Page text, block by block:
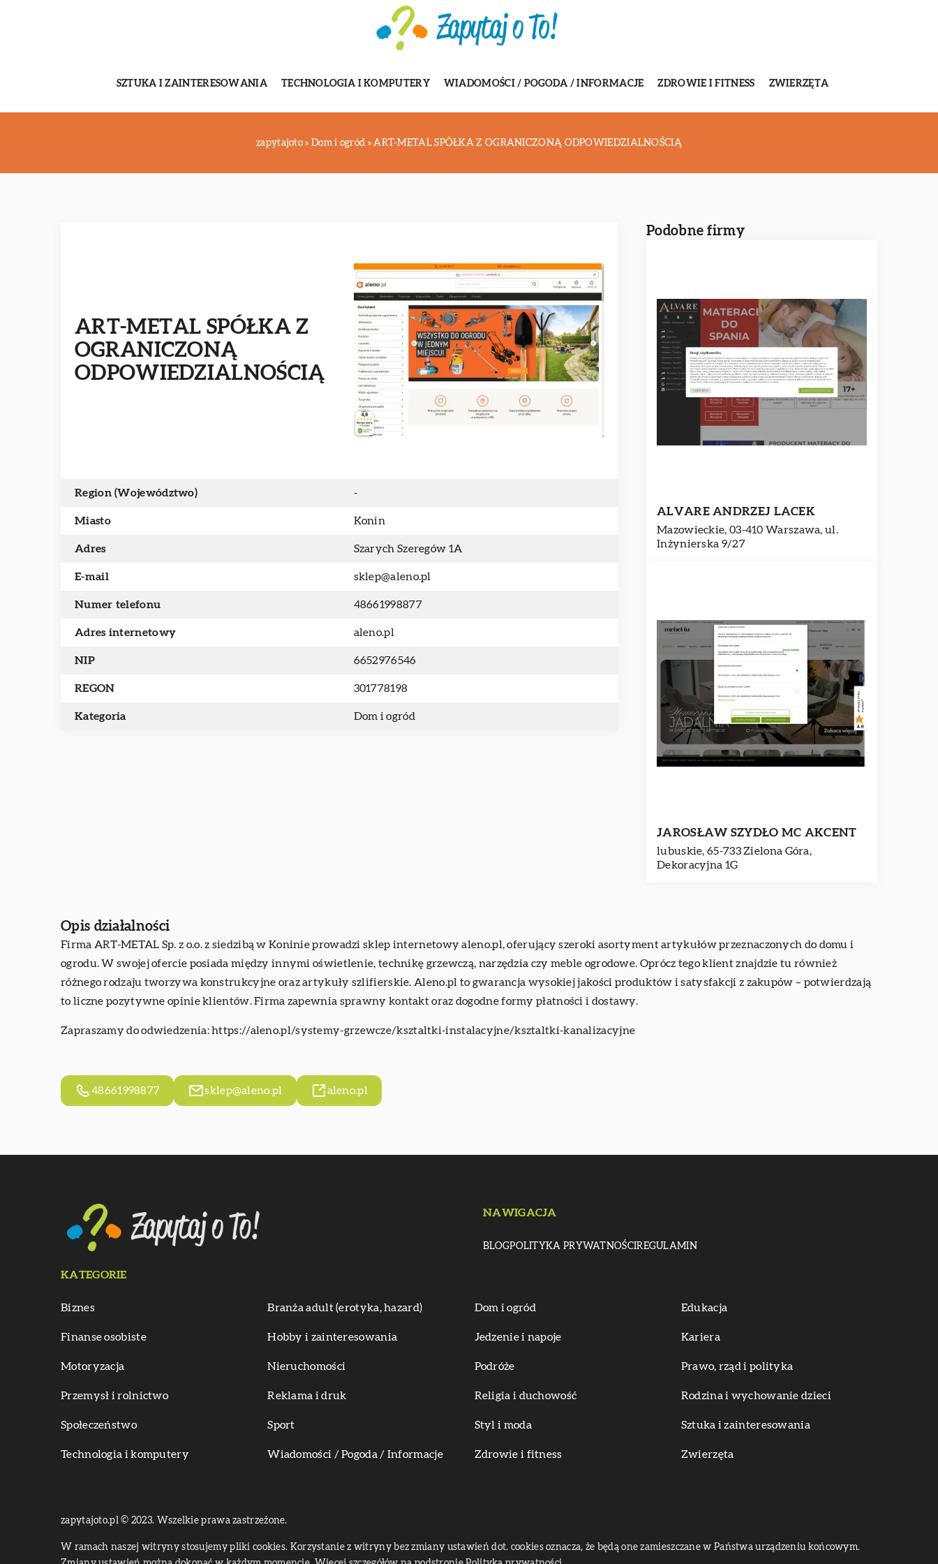
SZTUKA I ZAINTERESOWANIA TECHNOLOGIA I KOMPUTERY WIADOMOŚCI / POGODA / INFORMACJE ZDROWIE I FITNESS ZWIERZĘTA
zapytajoto » Dom i ogród »ART-METAL SPÓŁKA Z OGRANICZONĄ ODPOWIEDZIALNOŚCIĄ
ART-METAL SPÓŁKA Z
OGRANICZONĄ
ODPOWIEDZIALNOŚCIĄ
Region (Województwo) -
Miasto Konin
Adres Szarych Szeregów 1A
E-mail sklep@aleno.pl
Numer telefonu 48661998877
Adres internetowy aleno.pl
NIP 6652976546
REGON 301778198
Kategoria Dom i ogród
Podobne firmy
ALVARE ANDRZEJ LACEK
Mazowieckie, 03-410 Warszawa, ul.
Inżynierska 9/27
JAROSŁAW SZYDŁO MC AKCENT
lubuskie, 65-733 Zielona Góra,
Dekoracyjna 1G
Opis działalności
Firma ART-METAL Sp. z o.o. z siedzibą w Koninie prowadzi sklep internetowy aleno.pl, oferujący szeroki asortyment artykułów przeznaczonych do domu i
ogrodu. W swojej ofercie posiada między innymi oświetlenie, technikę grzewczą, narzędzia czy meble ogrodowe. Oprócz tego klient znajdzie tu również
różnego rodzaju tworzywa konstrukcyjne oraz artykuły szlifierskie. Aleno.pl to gwarancja wysokiej jakości produktów i satysfakcji z zakupów – potwierdzają
to liczne pozytywne opinie klientów. Firma zapewnia sprawny kontakt oraz dogodne formy płatności i dostawy.
Zapraszamy do odwiedzenia:https://aleno.pl/systemy-grzewcze/ksztaltki-instalacyjne/ksztaltki-kanalizacyjne
48661998877 sklep@aleno.pl aleno.pl
NAWIGACJA
BLOGPOLITYKA PRYWATNOŚCIREGULAMIN
KATEGORIE
Biznes Branża adult (erotyka, hazard) Dom i ogród Edukacja
Finanse osobiste Hobby i zainteresowania Jedzenie i napoje Kariera
Motoryzacja Nieruchomości Podróże Prawo, rząd i polityka
Przemysł i rolnictwo Reklama i druk Religia i duchowość Rodzina i wychowanie dzieci
Społeczeństwo Sport Styl i moda Sztuka i zainteresowania
Technologia i komputery Wiadomości / Pogoda / Informacje Zdrowie i fitness Zwierzęta
zapytajoto.pl © 2023. Wszelkie prawa zastrzeżone.
W ramach naszej witryny stosujemy pliki cookies. Korzystanie z witryny bez zmiany ustawień dot. cookies oznacza, że będą one zamieszczane w Państwa urządzeniu końcowym.